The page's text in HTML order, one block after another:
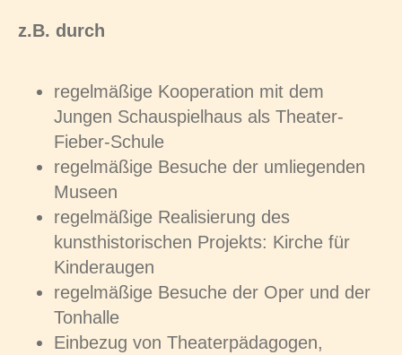
z.B. durch
regelmäßige Kooperation mit dem
Jungen Schauspielhaus als Theater-
Fieber-Schule
regelmäßige Besuche der umliegenden
Museen
regelmäßige Realisierung des
kunsthistorischen Projekts: Kirche für
Kinderaugen
regelmäßige Besuche der Oper und der
Tonhalle
Einbezug von Theaterpädagogen,